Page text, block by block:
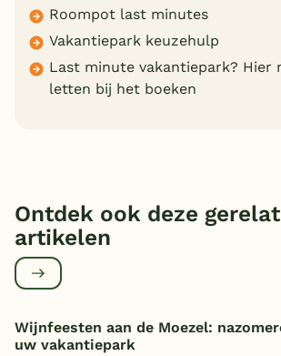
Roompot last minutes
Vakantiepark keuzehulp
Last minute vakantiepark? Hier
letten bij het boeken
Ontdek ook deze
artikelen
Wijnfeesten aan de Moezel:
uw vakantiepark